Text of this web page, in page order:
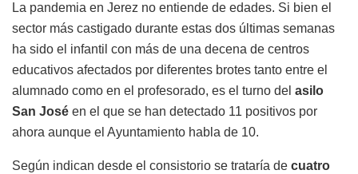
La pandemia en Jerez no entiende de edades. Si bien el
sector más castigado durante estas dos últimas semanas
ha sido el infantil con más de una decena de centros
educativos afectados por diferentes brotes tanto entre el
alumnado como en el profesorado, es el turno del asilo
San José en el que se han detectado 11 positivos por
ahora aunque el Ayuntamiento habla de 10.
Según indican desde el consistorio se trataría de cuatro